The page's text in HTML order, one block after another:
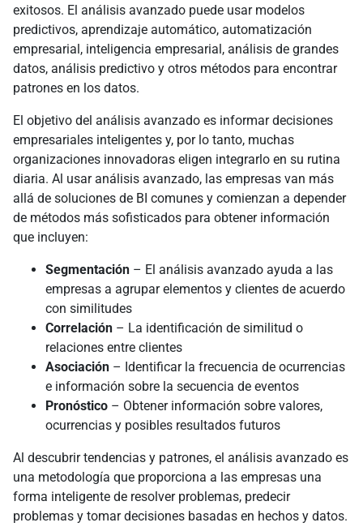
exitosos. El análisis avanzado puede usar modelos
predictivos, aprendizaje automático, automatización
empresarial, inteligencia empresarial, análisis de grandes
datos, análisis predictivo y otros métodos para encontrar
patrones en los datos.
El objetivo del análisis avanzado es informar decisiones
empresariales inteligentes y, por lo tanto, muchas
organizaciones innovadoras eligen integrarlo en su rutina
diaria. Al usar análisis avanzado, las empresas van más
allá de soluciones de BI comunes y comienzan a depender
de métodos más sofisticados para obtener información
que incluyen:
Segmentación – El análisis avanzado ayuda a las
empresas a agrupar elementos y clientes de acuerdo
con similitudes
Correlación – La identificación de similitud o
relaciones entre clientes
Asociación – Identificar la frecuencia de ocurrencias
e información sobre la secuencia de eventos
Pronóstico – Obtener información sobre valores,
ocurrencias y posibles resultados futuros
Al descubrir tendencias y patrones, el análisis avanzado es
una metodología que proporciona a las empresas una
forma inteligente de resolver problemas, predecir
problemas y tomar decisiones basadas en hechos y datos.